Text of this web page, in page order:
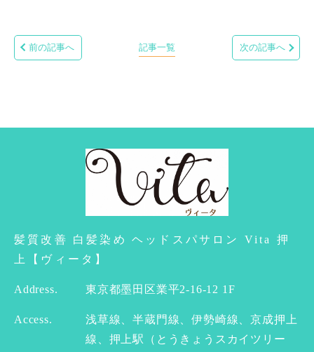
前の記事へ 記事一覧 次の記事へ
髪質改善 白髪染め ヘッドスパサロン Vita 押
上【ヴィータ】
Address. 東京都墨田区業平2-16-12 1F
Access.
浅草線、半蔵門線、伊勢崎線、京成押上
線、押上駅（とうきょうスカイツリー